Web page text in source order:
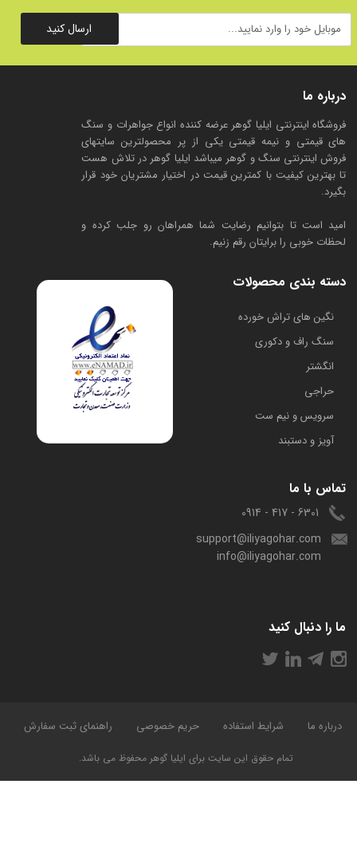
تمام حقوق این سایت برای ایلیا گوهر محفوظ می باشد.
درباره ما شرایط استفاده حریم خصوصی راهنمای ثبت سفارش
درباره ما
فروشگاه اینترنتی ایلیا گوهر عرضه کننده انواع جواهرات و سنگ
های قیمتی و نیمه قیمتی یکی از پر محصولترین سایتهای
فروش اینترنتی سنگ و گوهر میباشد ایلیا گوهر در تلاش هست
تا بهترین کیفیت با کمترین قیمت در اختیار مشتریان خود قرار
بگیرد.
امید است تا بتوانیم رضایت شما همراهان رو جلب کرده و
لحظات خوبی را برایتان رقم زنیم.
دسته بندی محصولات
​نگین های تراش خورده
سنگ راف و دکوری
انگشتر
حراجی
سرویس و نیم ست
آویز و دستبند
تماس با ما
6301 - 417 - 0914
support@iliyagohar.com
info@iliyagohar.com
ما را دنبال کنید
ارسال کنید